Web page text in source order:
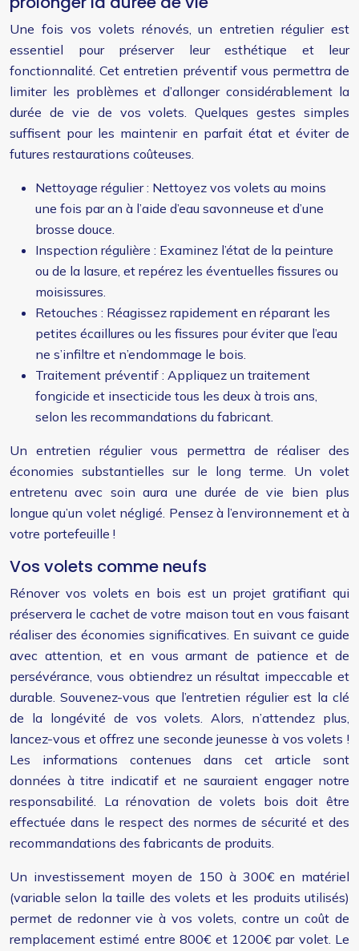
Une fois vos volets rénovés, un entretien régulier est
essentiel pour préserver leur esthétique et leur
fonctionnalité. Cet entretien préventif vous permettra de
limiter les problèmes et d’allonger considérablement la
durée de vie de vos volets. Quelques gestes simples
suffisent pour les maintenir en parfait état et éviter de
futures restaurations coûteuses.
Nettoyage régulier : Nettoyez vos volets au moins
une fois par an à l’aide d’eau savonneuse et d’une
brosse douce.
Inspection régulière : Examinez l’état de la peinture
ou de la lasure, et repérez les éventuelles fissures ou
moisissures.
Retouches : Réagissez rapidement en réparant les
petites écaillures ou les fissures pour éviter que l’eau
ne s’infiltre et n’endommage le bois.
Traitement préventif : Appliquez un traitement
fongicide et insecticide tous les deux à trois ans,
selon les recommandations du fabricant.
Un entretien régulier vous permettra de réaliser des
économies substantielles sur le long terme. Un volet
entretenu avec soin aura une durée de vie bien plus
longue qu’un volet négligé. Pensez à l’environnement et à
votre portefeuille !
Vos volets comme neufs
Rénover vos volets en bois est un projet gratifiant qui
préservera le cachet de votre maison tout en vous faisant
réaliser des économies significatives. En suivant ce guide
avec attention, et en vous armant de patience et de
persévérance, vous obtiendrez un résultat impeccable et
durable. Souvenez-vous que l’entretien régulier est la clé
de la longévité de vos volets. Alors, n’attendez plus,
lancez-vous et offrez une seconde jeunesse à vos volets !
Les informations contenues dans cet article sont
données à titre indicatif et ne sauraient engager notre
responsabilité. La rénovation de volets bois doit être
effectuée dans le respect des normes de sécurité et des
recommandations des fabricants de produits.
Un investissement moyen de 150 à 300€ en matériel
(variable selon la taille des volets et les produits utilisés)
permet de redonner vie à vos volets, contre un coût de
remplacement estimé entre 800€ et 1200€ par volet. Le